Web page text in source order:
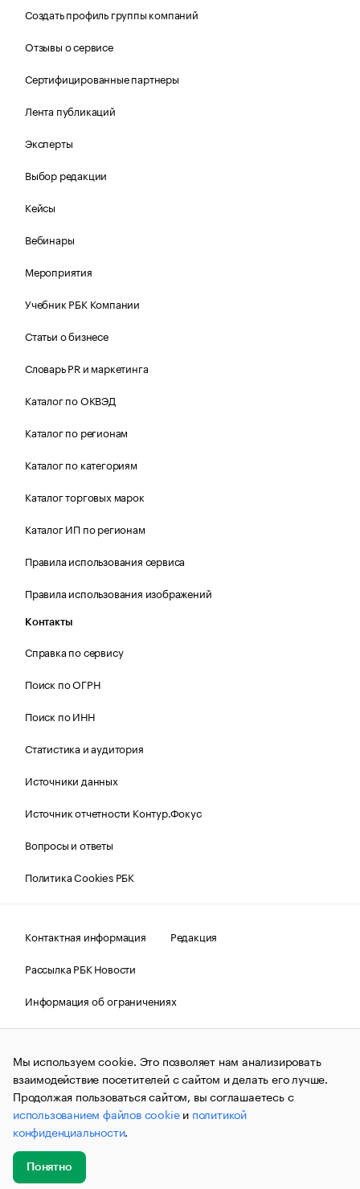
Создать профиль группы компаний
Отзывы о сервисе
Сертифицированные партнеры
Лента публикаций
Эксперты
Выбор редакции
Кейсы
Вебинары
Мероприятия
Учебник РБК Компании
Статьи о бизнесе
Словарь PR и маркетинга
Каталог по ОКВЭД
Каталог по регионам
Каталог по категориям
Каталог торговых марок
Каталог ИП по регионам
Правила использования сервиса
Правила использования изображений
Контакты
Справка по сервису
Поиск по ОГРН
Поиск по ИНН
Статистика и аудитория
Источники данных
Источник отчетности Контур.Фокус
Вопросы и ответы
Политика Cookies РБК
Контактная информация
Редакция
Рассылка РБК Новости
Информация об ограничениях
Правовая информация
О соблюдении авторских прав
© АО «РОСБИЗНЕСКОНСАЛТИНГ»,1995–2026.Сообщения
и материалы информационного агентства «РБК»
(зарегистрировано Федеральной службой по надзору в сфере
связи, информационных технологий и массовых
коммуникаций (Роскомнадзор) 09.12.2015 за номером ИА
№ФС77-63848) сопровождаются пометкой «РБК». Отдельные
публикации могут содержать информацию,
не предназначенную для пользователей
до 18 лет.
Мы используем cookie. Это позволяет нам анализировать
взаимодействие посетителей с сайтом и делать его лучше.
Продолжая пользоваться сайтом, вы соглашаетесь с
использованием файлов cookieи политикой
конфиденциальности.
Понятно